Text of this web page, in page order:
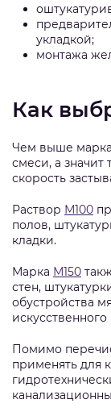
укладкой;
монтажа
Как
Чем выше
смеси, а значит
скорость
Раствор М100
полов,
кладки.
Марка М150
стен,
обустройства
искусственного
Помимо
применять для